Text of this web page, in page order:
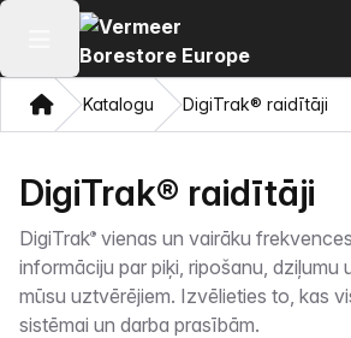
Atvērt galveno izvēlni
MājasKatalogu DigiTrak® raidītāji
DigiTrak® raidītāji
DigiTrak® vienas un vairāku
informāciju par piķi, ripošanu, dziļumu
mūsu uztvērējiem. Izvēlieties to, kas
sistēmai un darba prasībām.